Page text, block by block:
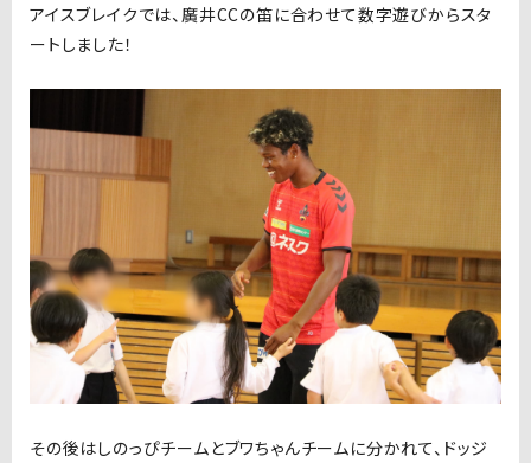
アイスブレイクでは、廣井CCの笛に合わせて数字遊びからスタ
ートしました！
その後はしのっぴチームとブワちゃんチームに分かれて、ドッジ